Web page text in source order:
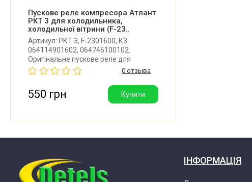
Пускове реле компресора Атлант
РКТ 3 для холодильника,
холодильної вітрини (F-23..
Артикул: РКТ 3, F-2301600, К3
064114901602, 064746100102.
Оригінальне пускове реле для
холодильної шафи-вітрини Атлант.
Встановлюється на компресори
«Барановичі» СК-200, СКО-200;
"Бірюса"; "Atlant". Виробник: ЗАТ
0 отзыва
550 грн Купити
ІНФОРМАЦІЯ